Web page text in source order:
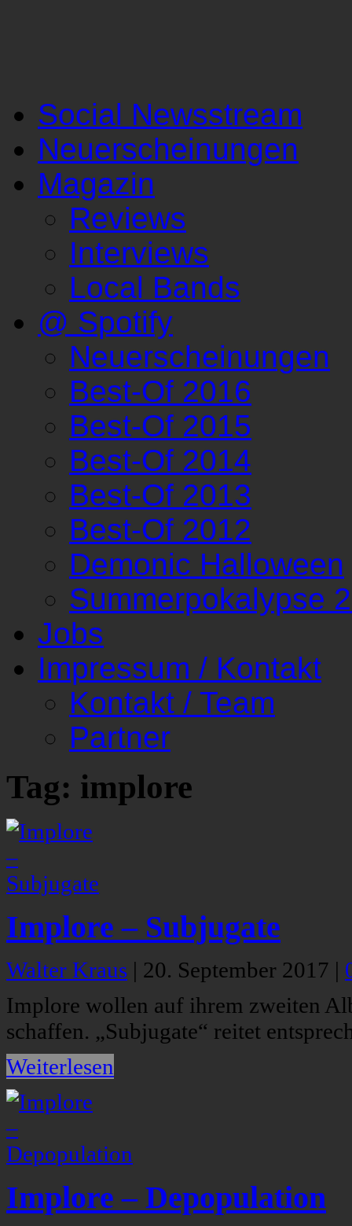
Social Newsstream
Neuerscheinungen
Magazin
Reviews
Interviews
Local Bands
@ Spotify
Neuerscheinungen
Best-Of 2016
Best-Of 2015
Best-Of 2014
Best-Of 2013
Best-Of 2012
Demonic Halloween
Summerpokalypse
Jobs
Impressum / Kontakt
Kontakt / Team
Partner
Tag: implore
Implore – Subjugate
Walter Kraus | 20. September 2017 |
Implore wollen auf ihrem zweiten
schaffen. „Subjugate“ reitet
Weiterlesen
Implore – Depopulation